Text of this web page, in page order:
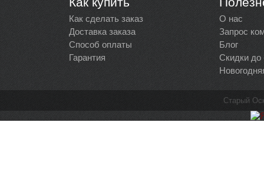
Как сделать заказ
Доставка заказа
Способ оплаты
Гарантия
О нас
Запрос
Блог
Скидки до
Старый